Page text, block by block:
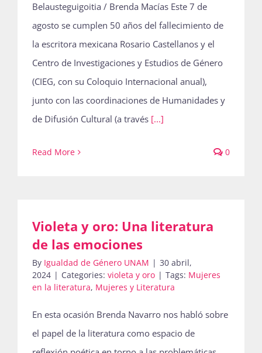
Belausteguigoitia / Brenda Macías Este 7 de
agosto se cumplen 50 años del fallecimiento de
la escritora mexicana Rosario Castellanos y el
Centro de Investigaciones y Estudios de Género
(CIEG, con su Coloquio Internacional anual),
junto con las coordinaciones de Humanidades y
de Difusión Cultural (a través [...]
Read More 0
Violeta y oro: Una literatura
de las emociones
By Igualdad de Género UNAM | 30 abril,
2024 | Categories: violeta y oro | Tags: Mujeres
en la literatura, Mujeres y Literatura
En esta ocasión Brenda Navarro nos habló sobre
el papel de la literatura como espacio de